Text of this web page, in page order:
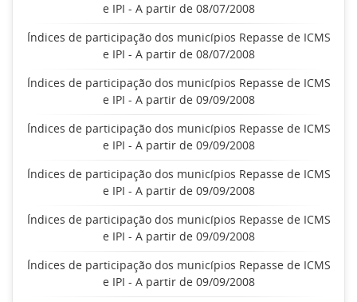
e IPI - A partir de 08/07/2008
Índices de participação dos municípios Repasse de ICMS
e IPI - A partir de 08/07/2008
Índices de participação dos municípios Repasse de ICMS
e IPI - A partir de 09/09/2008
Índices de participação dos municípios Repasse de ICMS
e IPI - A partir de 09/09/2008
Índices de participação dos municípios Repasse de ICMS
e IPI - A partir de 09/09/2008
Índices de participação dos municípios Repasse de ICMS
e IPI - A partir de 09/09/2008
Índices de participação dos municípios Repasse de ICMS
e IPI - A partir de 09/09/2008